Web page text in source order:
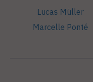
Lucas Müller
Marcelle Ponté